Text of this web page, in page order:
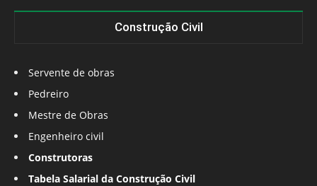
Construção Civil
Servente de obras
Pedreiro
Mestre de Obras
Engenheiro civil
Construtoras
Tabela Salarial da Construção Civil